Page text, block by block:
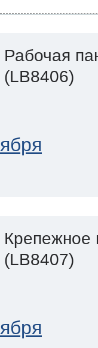
Рабочая
(LB8406)
Крепежное
(LB8407)